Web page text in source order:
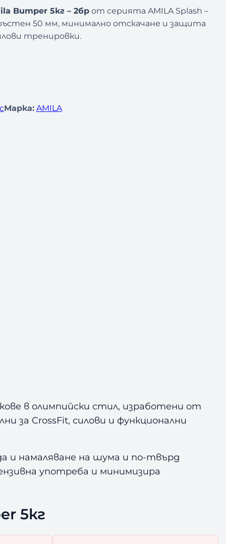
Bumper 5кг – 2брот серията AMILA Splash –
50 мм, минимално отскачане и защита
тренировки.
Марка: AMILA
в олимпийски стил, изработени от
за CrossFit, силови и функционални
и намаляване на шума и по-твърд
употреба и минимизира
5кг